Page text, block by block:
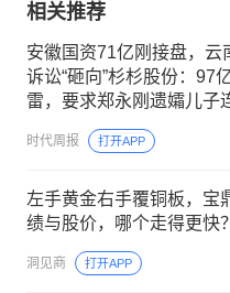
相关推荐
安徽国资71亿刚接盘，云
诉讼“砸向”杉杉股份：97
雷，要求郑永刚遗孀儿子
时代周报 打开APP
左手黄金右手覆铜板，宝
绩与股价，哪个走得更快？
洞见商 打开APP